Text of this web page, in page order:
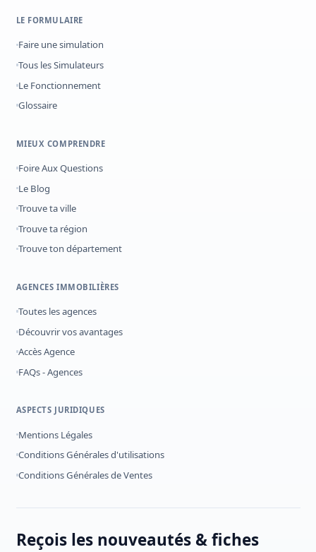
LE FORMULAIRE
Faire une simulation
Tous les Simulateurs
Le Fonctionnement
Glossaire
MIEUX COMPRENDRE
Foire Aux Questions
Le Blog
Trouve ta ville
Trouve ta région
Trouve ton département
AGENCES IMMOBILIÈRES
Toutes les agences
Découvrir vos avantages
Accès Agence
FAQs - Agences
ASPECTS JURIDIQUES
Mentions Légales
Conditions Générales d'utilisations
Conditions Générales de Ventes
Reçois les nouveautés & fiches